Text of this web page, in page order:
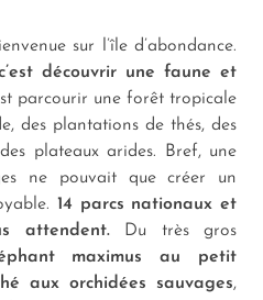
sur l’île d’abondance.
découvrir une faune et
parcourir une forêt tropicale
des plantations de thés, des
plateaux arides. Bref, une
ne pouvait que créer un
14 parcs nationaux et
attendent.Du très gros
maximus
au petit
aux orchidées sauvages,